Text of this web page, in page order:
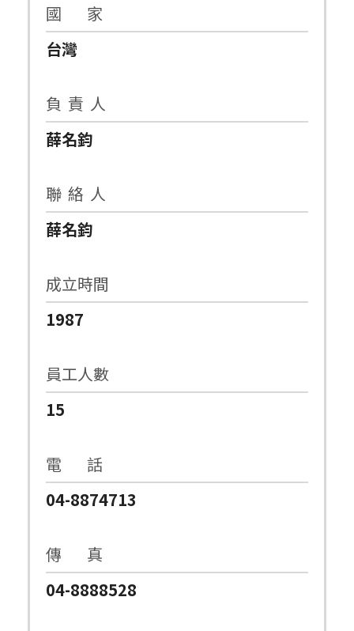
國 家
台灣
負 責 人
薛名鈞
聯 絡 人
薛名鈞
成立時間
1987
員工人數
15
電 話
04-8874713
傳 真
04-8888528